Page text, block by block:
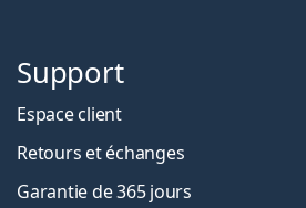
Support
Espace client
Retours et échanges
Garantie de 365 jours